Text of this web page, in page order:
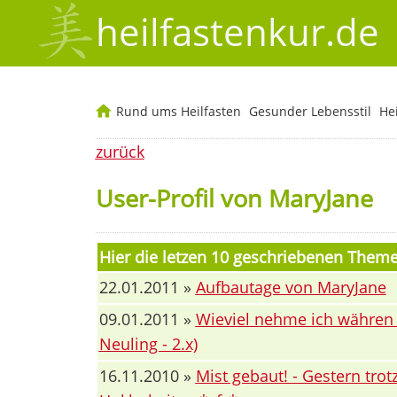
heilfastenkur.de
Rund ums Heilfasten Gesunder Lebensstil
zurück
User-Profil von MaryJane
Hier die letzen 10 geschriebenen
22.01.2011 » Aufbautage von MaryJane
09.01.2011 » Wieviel nehme ich
Neuling - 2.x)
16.11.2010 » Mist gebaut! - Gestern